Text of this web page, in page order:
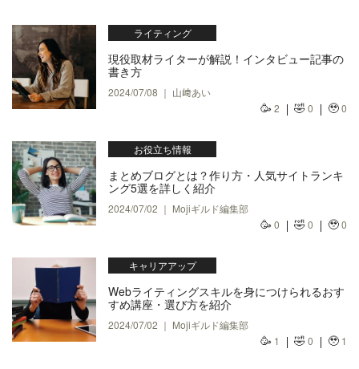
ライティング
現役取材ライターが解説！インタビュー記事の
書き方
2024/07/08 ｜ 山﨑あい
🥳 2 🤣0 🥹0
お役立ち情報
まとめブログとは？作り方・人気サイトランキ
ング5選を詳しく紹介
2024/07/02 ｜ Mojiギルド編集部
🥳 0 🤣0 🥹0
キャリアアップ
Webライティングスキルを身につけられるおす
すめ講座・選び方を紹介
2024/07/02 ｜ Mojiギルド編集部
🥳 1 🤣0 🥹 1